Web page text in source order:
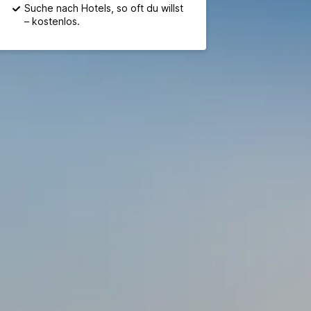
Suche nach Hotels, so oft du willst
– kostenlos.